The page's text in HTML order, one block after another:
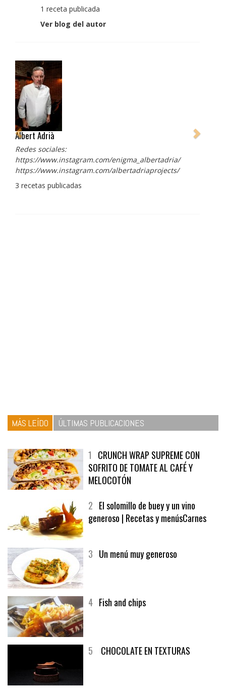
1 receta publicada
Ver blog del autor
Albert Adrià
Redes sociales:
https://www.instagram.com/enigma_albertadria/
https://www.instagram.com/albertadriaprojects/
3 recetas publicadas
MÁS LEÍDO ÚLTIMAS PUBLICACIONES
1 CRUNCH WRAP SUPREME CON
SOFRITO DE TOMATE AL CAFÉ Y
MELOCOTÓN
2 El solomillo de buey y un vino
generoso | Recetas y menúsCarnes
3 Un menú muy generoso
4 Fish and chips
5 CHOCOLATE EN TEXTURAS